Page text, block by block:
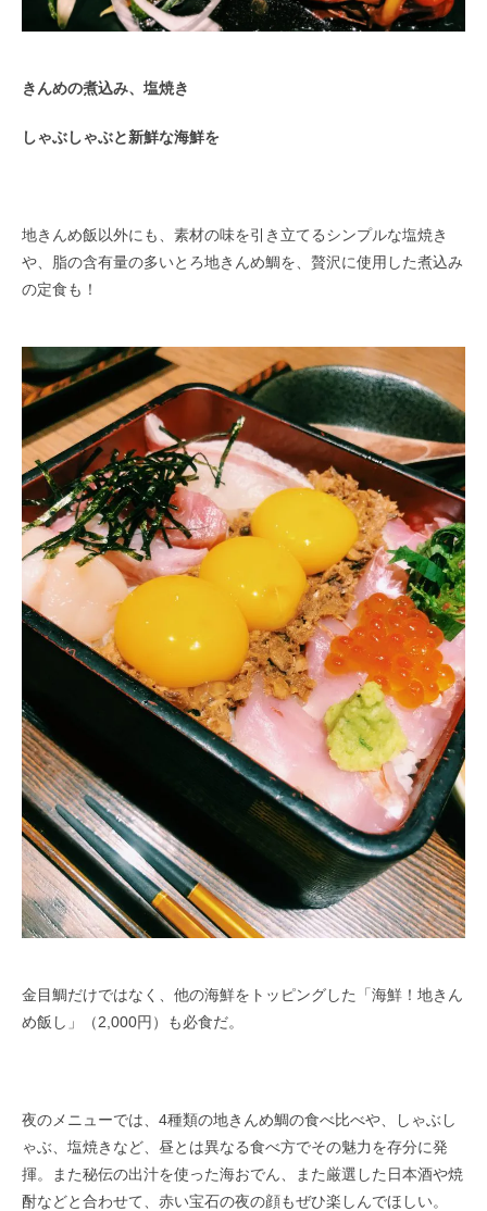
きんめの煮込み、塩焼き
しゃぶしゃぶと新鮮な海鮮を
地きんめ飯以外にも、素材の味を引き立てるシンプルな塩焼き
や、脂の含有量の多いとろ地きんめ鯛を、贅沢に使用した煮込み
の定食も！
金目鯛だけではなく、他の海鮮をトッピングした「海鮮！地きん
め飯し」（2,000円）も必食だ。
夜のメニューでは、4種類の地きんめ鯛の食べ比べや、しゃぶし
ゃぶ、塩焼きなど、昼とは異なる食べ方でその魅力を存分に発
揮。また秘伝の出汁を使った海おでん、また厳選した日本酒や焼
酎などと合わせて、赤い宝石の夜の顔もぜひ楽しんでほしい。